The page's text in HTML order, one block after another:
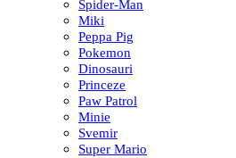
Spider-Man
Miki
Peppa Pig
Pokemon
Dinosauri
Princeze
Paw Patrol
Minie
Svemir
Super Mario